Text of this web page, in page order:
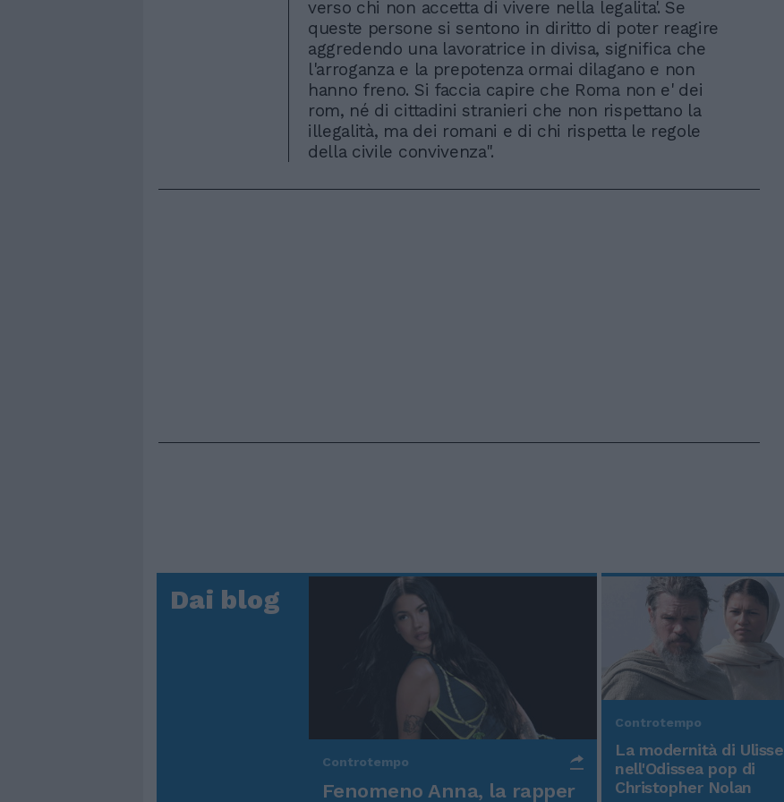
verso chi non accetta di vivere nella legalita'. Se
queste persone si sentono in diritto di poter reagire
aggredendo una lavoratrice in divisa, significa che
l'arroganza e la prepotenza ormai dilagano e non
hanno freno. Si faccia capire che Roma non e' dei
rom, né di cittadini stranieri che non rispettano la
illegalità, ma dei romani e di chi rispetta le regole
della civile convivenza".
Dai blog
Controtempo
Fenomeno Anna, la rapper
Controtempo
La modernità di Ulisse
nell'Odissea pop di
Christopher Nolan